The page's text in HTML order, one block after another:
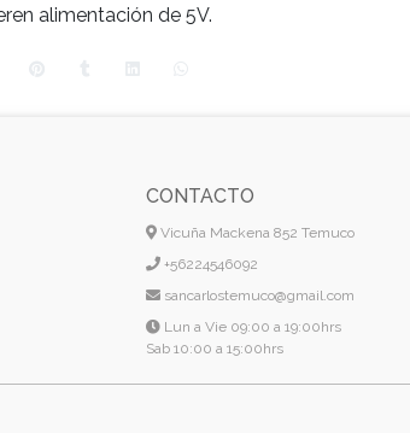
alimentación de 5V.
CONTACTO
Vicuña Mackena 852 Temuco
+56224546092
sancarlostemuco@gmail.com
Lun a Vie 09:00 a 19:00hrs
Sab 10:00 a 15:00hrs